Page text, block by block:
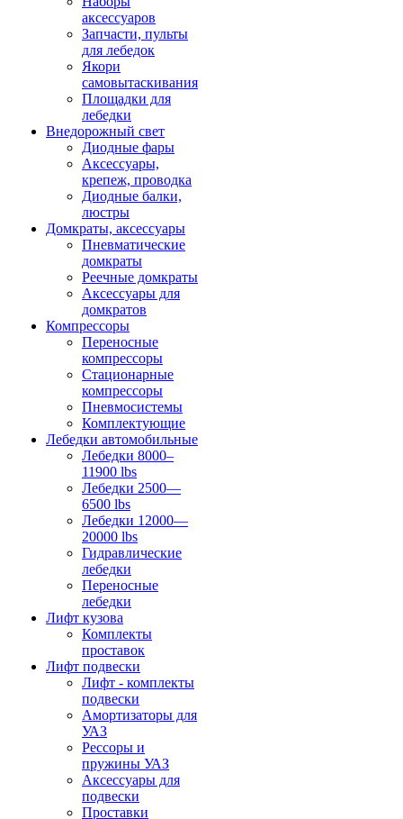
аксессуаров
Запчасти, пульты
для лебедок
Якори
самовытаскивания
Площадки для
лебедки
Внедорожный свет
Диодные фары
Аксессуары,
крепеж, проводка
Диодные балки,
люстры
Домкраты, аксессуары
Пневматические
домкраты
Реечные домкраты
Аксессуары для
домкратов
Компрессоры
Переносные
компрессоры
Стационарные
компрессоры
Пневмосистемы
Комплектующие
Лебедки автомобильные
Лебедки 8000–
11900 lbs
Лебедки 2500—
6500 lbs
Лебедки 12000—
20000 lbs
Гидравлические
лебедки
Переносные
лебедки
Лифт кузова
Комплекты
проставок
Лифт подвески
Лифт - комплекты
подвески
Амортизаторы для
УАЗ
Рессоры и
пружины УАЗ
Аксессуары для
подвески
Проставки